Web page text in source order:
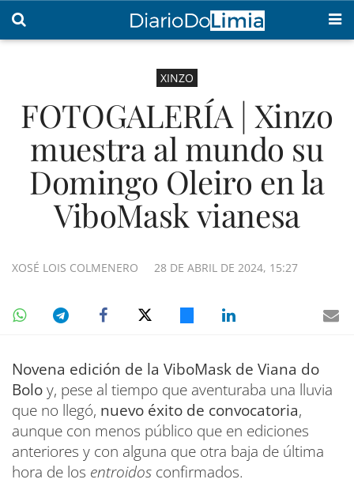
XINZO
FOTOGALERÍA | Xinzo
muestra al mundo su
Domingo Oleiro en la
ViboMask vianesa
28 DE ABRIL DE 2024, 15:27
XOSÉ LOIS COLMENERO
Novena edición de la ViboMask de Viana do
Boloy, pese al tiempo que aventuraba una lluvia
que no llegó, nuevo éxito de convocatoria,
aunque con menos público que en ediciones
anteriores y con alguna que otra baja de última
hora de los entroidos confirmados.